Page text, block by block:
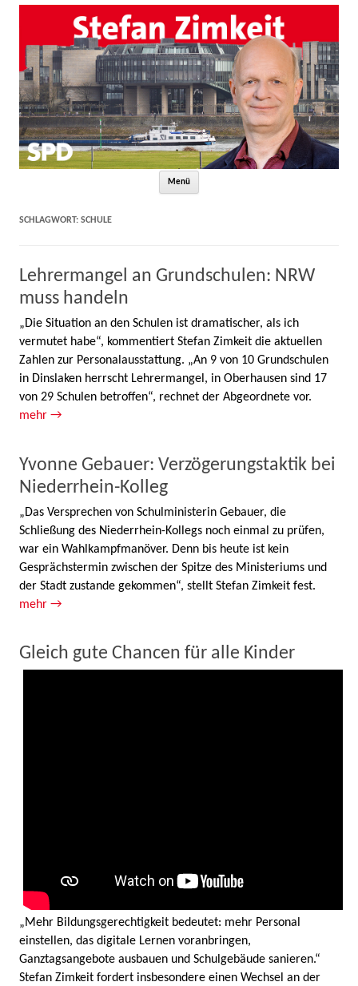
Menü
SCHLAGWORT: SCHULE
Lehrermangel an Grundschulen: NRW
muss handeln
„Die Situation an den Schulen ist dramatischer, als ich
vermutet habe“, kommentiert Stefan Zimkeit die aktuellen
Zahlen zur Personalausstattung. „An 9 von 10 Grundschulen
in Dinslaken herrscht Lehrermangel, in Oberhausen sind 17
von 29 Schulen betroffen“, rechnet der Abgeordnete vor.
mehr →
Yvonne Gebauer: Verzögerungstaktik bei
Niederrhein-Kolleg
„Das Versprechen von Schulministerin Gebauer, die
Schließung des Niederrhein-Kollegs noch einmal zu prüfen,
war ein Wahlkampfmanöver. Denn bis heute ist kein
Gesprächstermin zwischen der Spitze des Ministeriums und
der Stadt zustande gekommen“, stellt Stefan Zimkeit fest.
mehr →
Gleich gute Chancen für alle Kinder
„Mehr Bildungsgerechtigkeit bedeutet: mehr Personal
einstellen, das digitale Lernen voranbringen,
Ganztagsangebote ausbauen und Schulgebäude sanieren.“
Stefan Zimkeit fordert insbesondere einen Wechsel an der